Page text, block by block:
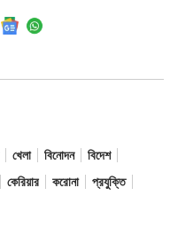
খেলা বিনোদন
বিদেশ
কেরিয়ার করোনা
প্রযুক্তি